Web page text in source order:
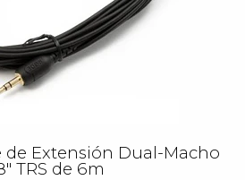
de Extensión Dual-Macho
TRS de 6m